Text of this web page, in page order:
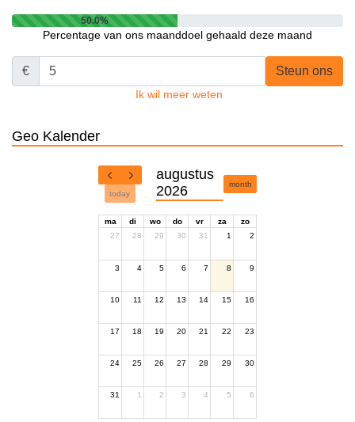
50.0%
Percentage van ons maanddoel gehaald deze maand
€ Steun ons
Ik wil meer weten
Geo Kalender
today
augustus
2026
month
ma di wo do vr za
zo
27
28 29 30 31 1 2
3 4 5 6 7 8 9
10 11 12 13 14 15 16
17 18 19 20 21 22 23
24 25 26 27 28 29 30
31 1 2 3 4 5 6